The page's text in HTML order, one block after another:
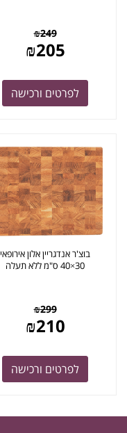
₪249
₪205
לפרטים ורכישה
בוצ'ר אנדגריין אלון אירופאי
30×40 ס"מ ללא תעלה
₪299
₪210
לפרטים ורכישה